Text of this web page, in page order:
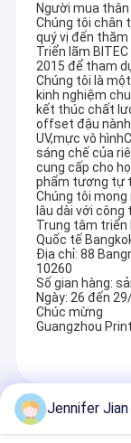
Người mua thân
Chúng tôi chân
quý vị đến
Triển lãm
2015 để tham
Chúng tôi là
kinh nghiệm
kết thúc chất
offset đậu
UV,mực vô
sáng chế của
cung cấp cho
phẩm tương tự
Chúng tôi
lâu dài với
Trung tâm triển
Quốc tế
Địa chỉ: 88
10260
Số gian hàng:
Ngày: 26 đến
Chúc mừng
Guangzhou
Các Sản Phẩm
Jennifer Jian